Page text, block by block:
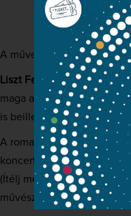
A művekről röviden:
Liszt Ferenc Pater noster
maga a zeneszerző is
is beillesztette.
A romantika jellegzetes
koncerten két művét, a
(Ítélj meg Uram – 43.
művésze,
Széll Cecília